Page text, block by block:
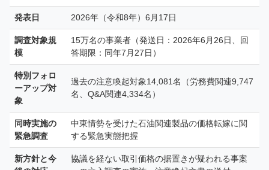
発表日 2026年（令和8年）6月17日
調査対象規
模
15万名の事業者（発送日：2026年6月26日、回
答期限：同年7月27日）
特別フォロ
ーアップ対
象
過去の注意喚起対象14,081名（労務費関連9,747
名、Q&A関連4,334名）
同時実施の
緊急調査
中東情勢を受けた石油関連製品の価格転嫁に関
する緊急実態把握
新方針と今
協議を経ない取引価格の据置きが疑われる事案